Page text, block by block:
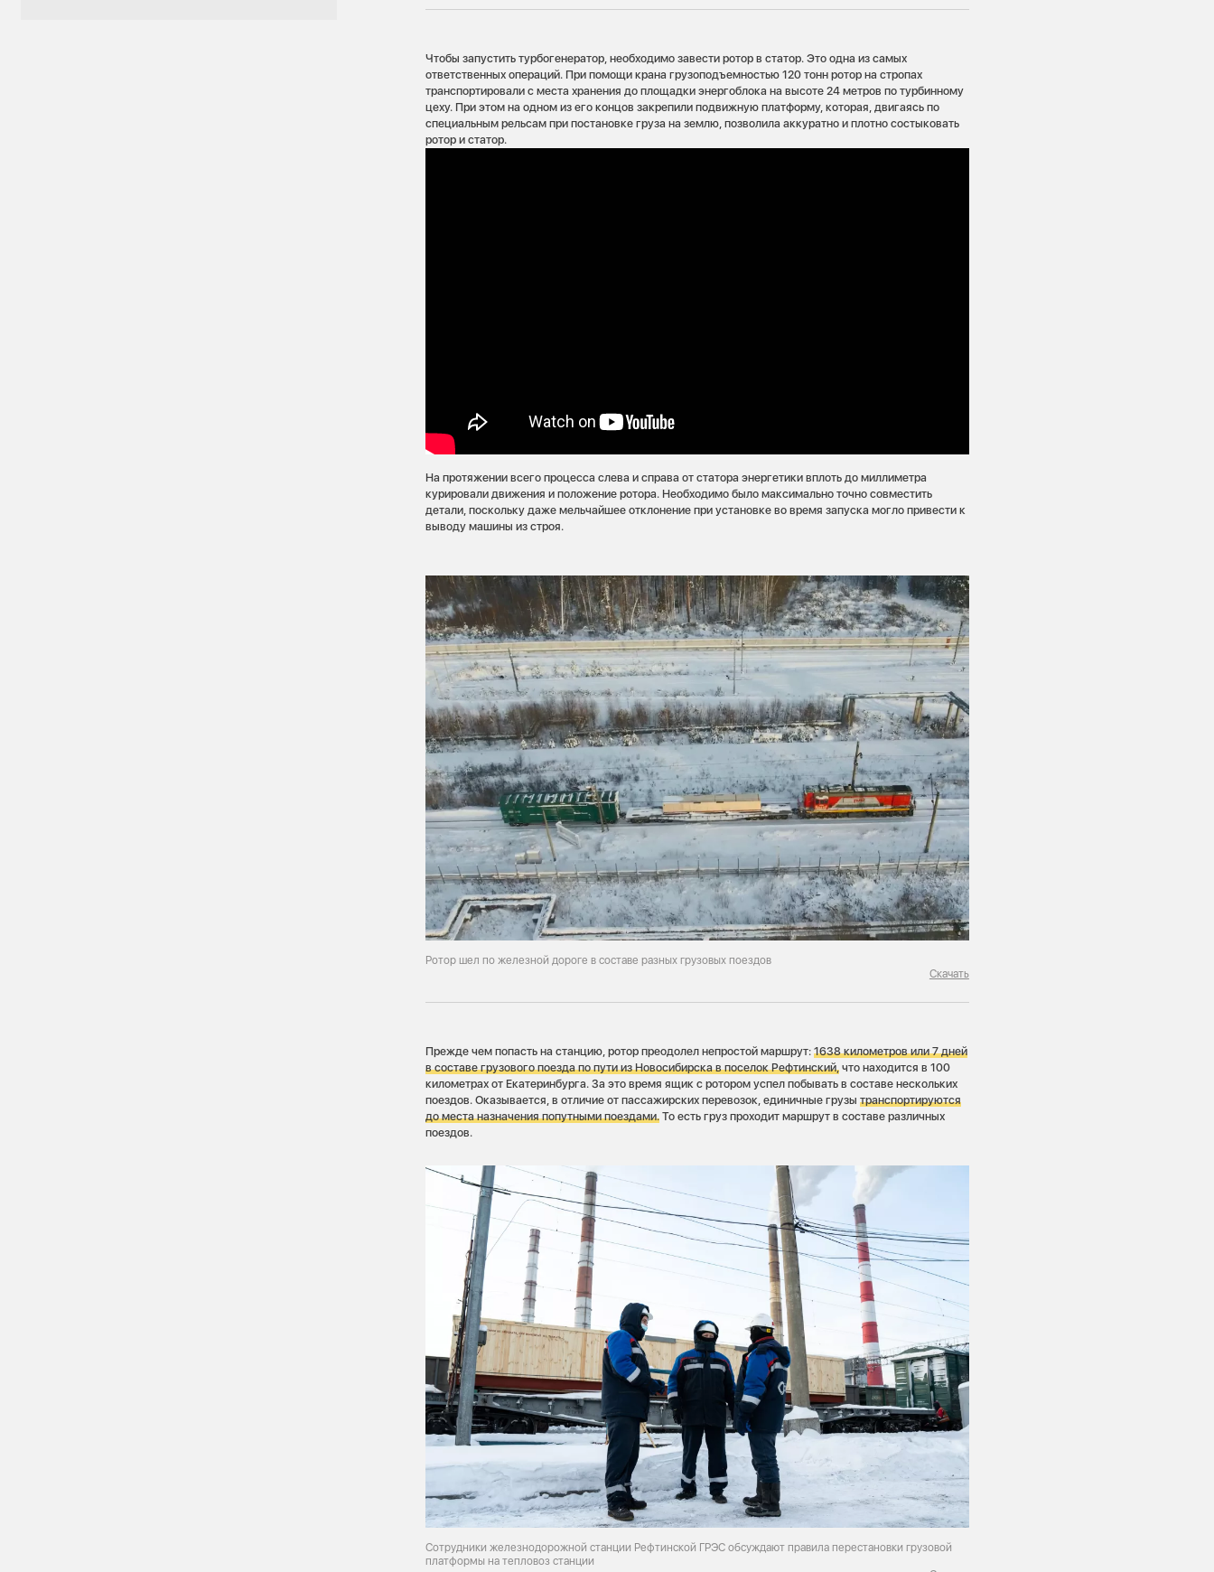
Чтобы запустить турбогенератор, необходимо завести ротор в статор. Это одна из самых
ответственных операций. При помощи крана грузоподъемностью 120 тонн ротор на стропах
транспортировали с места хранения до площадки энергоблока на высоте 24 метров по турбинному
цеху. При этом на одном из его концов закрепили подвижную платформу, которая, двигаясь по
специальным рельсам при постановке груза на землю, позволила аккуратно и плотно состыковать
ротор и статор.
На протяжении всего процесса слева и справа от статора энергетики вплоть до миллиметра
курировали движения и положение ротора. Необходимо было максимально точно совместить
детали, поскольку даже мельчайшее отклонение при установке во время запуска могло привести к
выводу машины из строя.
Ротор шел по железной дороге в составе разных грузовых поездов
Скачать
Прежде чем попасть на станцию, ротор преодолел непростой маршрут:1638 километров или 7 дней
в составе грузового поезда по пути из Новосибирска в поселок Рефтинский, что находится в 100
километрах от Екатеринбурга. За это время ящик с ротором успел побывать в составе нескольких
поездов. Оказывается, в отличие от пассажирских перевозок, единичные грузытранспортируются
до места назначения попутными поездами. То есть груз проходит маршрут в составе различных
поездов.
Сотрудники железнодорожной станции Рефтинской ГРЭС обсуждают правила перестановки грузовой
платформы на тепловоз станции